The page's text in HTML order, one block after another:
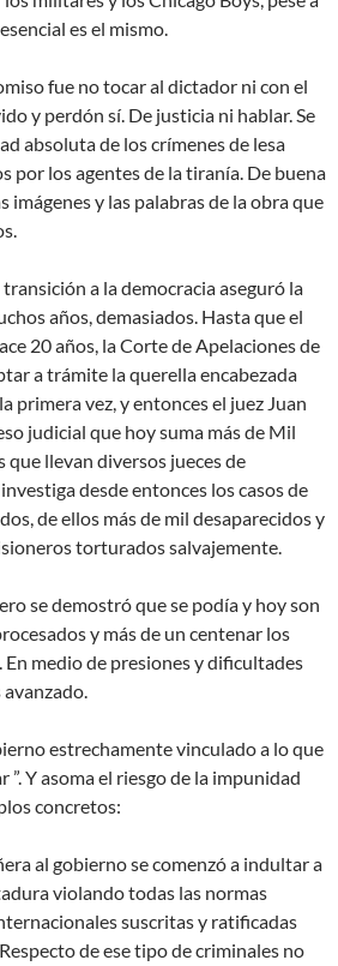
es el mismo.
fue no tocar al dictador ni con el
y perdón sí. De justicia ni hablar. Se
absoluta de los crímenes de lesa
por los agentes de la tiranía. De buena
imágenes y las palabras de la obra que
a la democracia aseguró la
años, demasiados. Hasta que el
20 años, la Corte de Apelaciones de
a trámite la querella encabezada
primera vez, y entonces el juez Juan
judicial que hoy suma más de Mil
llevan diversos jueces de
desde entonces los casos de
de ellos más de mil desaparecidos y
torturados salvajemente.
se demostró que se podía y hoy son
y más de un centenar los
medio de presiones y dificultades
estrechamente vinculado a lo que
Y asoma el riesgo de la impunidad
concretos:
al gobierno se comenzó a indultar a
violando todas las normas
suscritas y ratificadas
de ese tipo de criminales no